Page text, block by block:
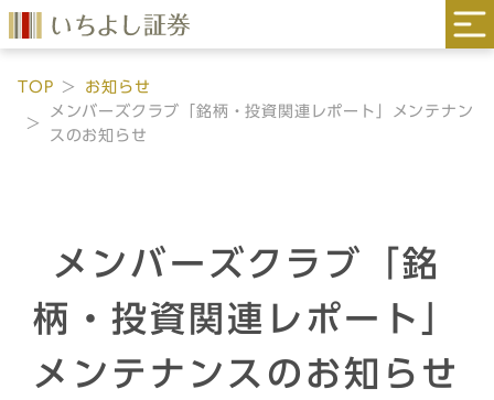
TOP
お知らせ
メンバーズクラブ「銘柄・投資関連レポート」メンテナン
スのお知らせ
メンバーズクラブ「銘
柄・投資関連レポート」
メンテナンスのお知らせ